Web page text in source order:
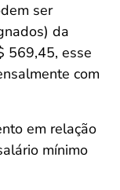
ser
da
569,45, esse
com
em relação
mínimo